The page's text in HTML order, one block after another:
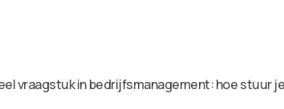
vraagstuk in bedrijfsmanagement: hoe stuur